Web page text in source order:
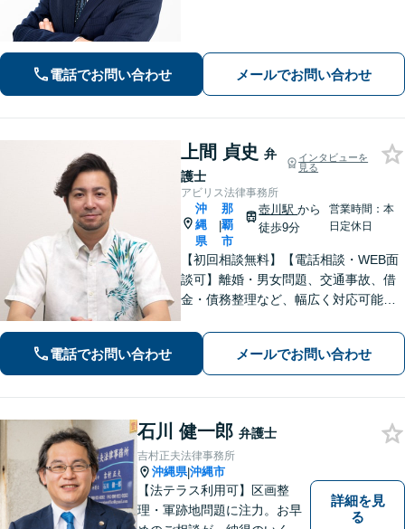
り。家族にバレない整理を実現
電話でお問い合わせ メールでお問い合わせ
上間 貞史 弁
護士
インタビューを
見る
アビリス法律事務所
沖
縄
県
|
那
覇
市
壺川駅から
徒歩9分
営業時間：本
日定休日
【初回相談無料】【電話相談・WEB面
談可】離婚・男女問題、交通事故、借
金・債務整理など、幅広く対応可能で
談しやすい対応体制を整備していま
す。抱えているお悩みを解決いたしま
すので、お気軽にお問い合わせくださ
い。
電話でお問い合わせ メールでお問い合わせ
石川 健一郎 弁護士
吉村正夫法律事務所
沖縄県|沖縄市
【法テラス利用可】区画整
理・軍跡地問題に注力。お早
詳細を見
る